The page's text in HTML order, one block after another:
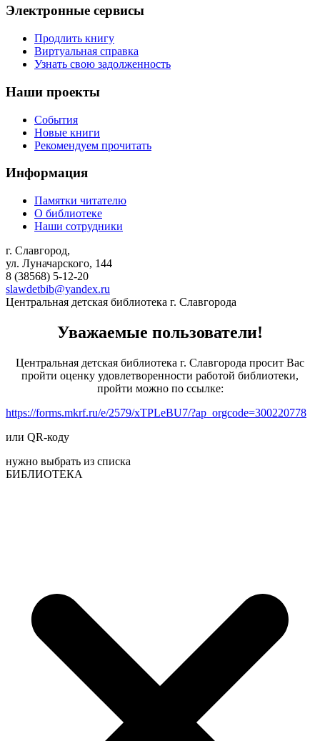
Электронные сервисы
Продлить книгу
Виртуальная справка
Узнать свою задолженность
Наши проекты
События
Новые книги
Рекомендуем прочитать
Информация
Памятки читателю
О библиотеке
Наши сотрудники
г. Славгород,
ул. Луначарского, 144
8 (38568) 5-12-20
slawdetbib@yandex.ru
Центральная детская библиотека г. Славгорода
Уважаемые пользователи!
Центральная детская библиотека г. Славгорода просит Вас
пройти оценку удовлетворенности работой библиотеки,
пройти можно по ссылке:
https://forms.mkrf.ru/e/2579/xTPLeBU7/?ap_orgcode=300220778
или QR-коду
нужно выбрать из списка
БИБЛИОТЕКА